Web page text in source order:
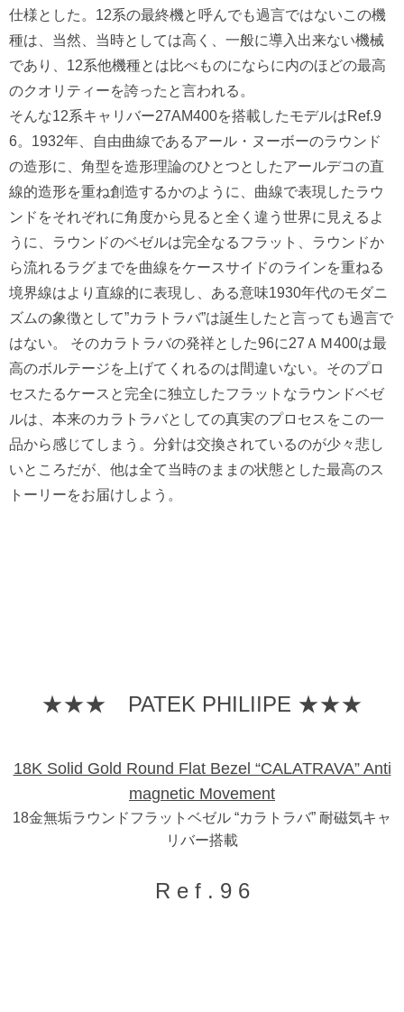
仕様とした。12系の最終機と呼んでも過言ではないこの機
種は、当然、当時としては高く、一般に導入出来ない機械
であり、12系他機種とは比べものにならに内のほどの最高
のクオリティーを誇ったと言われる。
そんな12系キャリバー27AM400を搭載したモデルはRef.9
6。1932年、自由曲線であるアール・ヌーボーのラウンド
の造形に、角型を造形理論のひとつとしたアールデコの直
線的造形を重ね創造するかのように、曲線で表現したラウ
ンドをそれぞれに角度から見ると全く違う世界に見えるよ
うに、ラウンドのベゼルは完全なるフラット、ラウンドか
ら流れるラグまでを曲線をケースサイドのラインを重ねる
境界線はより直線的に表現し、ある意味1930年代のモダニ
ズムの象徴として”カラトラバ”は誕生したと言っても過言で
はない。 そのカラトラバの発祥とした96に27ＡＭ400は最
高のボルテージを上げてくれるのは間違いない。そのプロ
セスたるケースと完全に独立したフラットなラウンドベゼ
ルは、本来のカラトラバとしての真実のプロセスをこの一
品から感じてしまう。分針は交換されているのが少々悲し
いところだが、他は全て当時のままの状態とした最高のス
トーリーをお届けしよう。
★★★ PATEK PHILIIPE ★★★
18K Solid Gold Round Flat Bezel “CALATRAVA” Anti
magnetic Movement
18金無垢ラウンドフラットベゼル “カラトラバ” 耐磁気キャ
リバー搭載
R e f . 9 6